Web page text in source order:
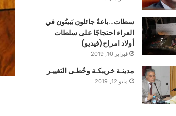
سطات…باعةٌ جائلون يَبيتُون في
العراء احتجاجًا على سلطات
أولاد امراح(فيديو)
فبراير 10, 2019
مدينـة خريبكـة وخُطـى التَغييـر
مايو 12, 2019